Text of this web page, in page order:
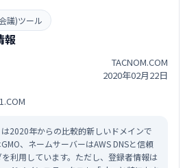
議)ツール
報
TACNOM.COM
2020年02月22日
2020年からの比較的新しいドメインで
、ネームサーバーはAWS DNSと信頼
利用しています。ただし、登録者情報は